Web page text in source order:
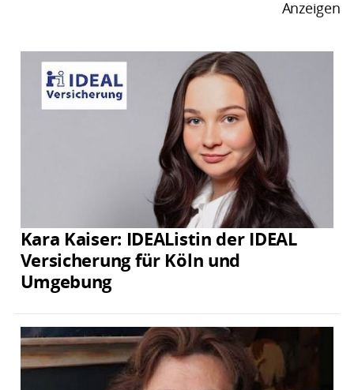
Anzeigen
Kara Kaiser: IDEAListin der IDEAL
Versicherung für Köln und
Umgebung